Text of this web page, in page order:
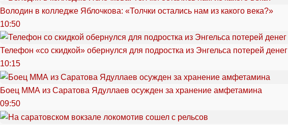
Володин в колледже Яблочкова: «Толчки остались нам из какого века?»
10:50
Телефон «со скидкой» обернулся для подростка из Энгельса потерей денег
10:15
Боец ММА из Саратова Ядуллаев осужден за хранение амфетамина
09:50